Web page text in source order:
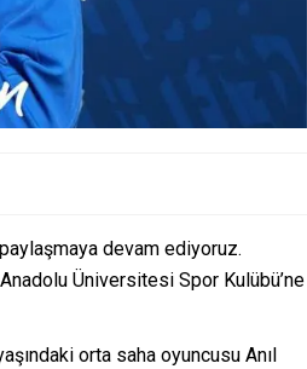
devam ediyoruz.
Üniversitesi Spor Kulübü’ne
orta saha oyuncusu Anıl